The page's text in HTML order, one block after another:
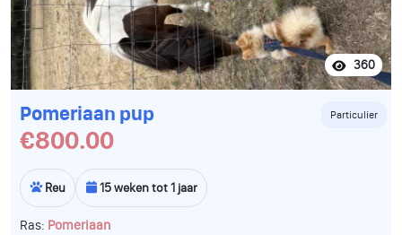
360
Pomeriaan pup Particulier
€800.00
Reu 15 weken tot 1 jaar
Ras: Pomeriaan